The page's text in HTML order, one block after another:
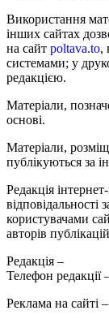
Використання
інших сайтах
на сайт poltava.to,
системами; у
редакцією.
Матеріали,
основі.
Матеріали,
публікуються за
Редакція
відповідальності
користувачами
авторів
Редакція –
Телефон редакції
Реклама на сайті –